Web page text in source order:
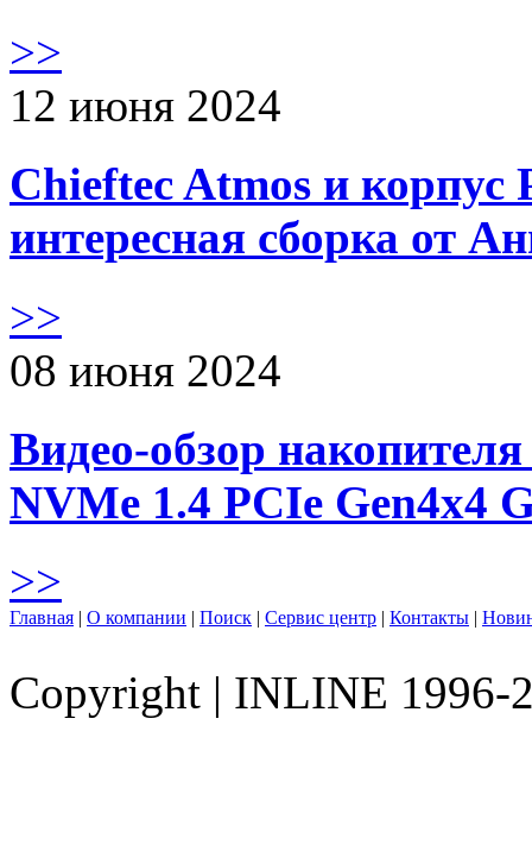
>>
12 июня 2024
Chieftec Atmos и корпус
интересная сборка от
>>
08 июня 2024
Видео-обзор
NVMe 1.4 PCIe Gen4х4
>>
Главная | О компании | Поиск | Сервис центр | Контакты |
Copyright | INLINE 1996-